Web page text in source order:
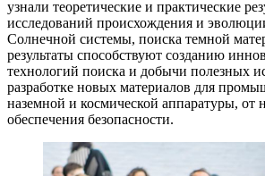
узнали теоретические и практические
исследований происхождения и
Солнечной системы, поиска темной
результаты способствуют созданию
технологий поиска и добычи полезных
разработке новых материалов для
наземной и космической аппаратуры, от
обеспечения безопасности.